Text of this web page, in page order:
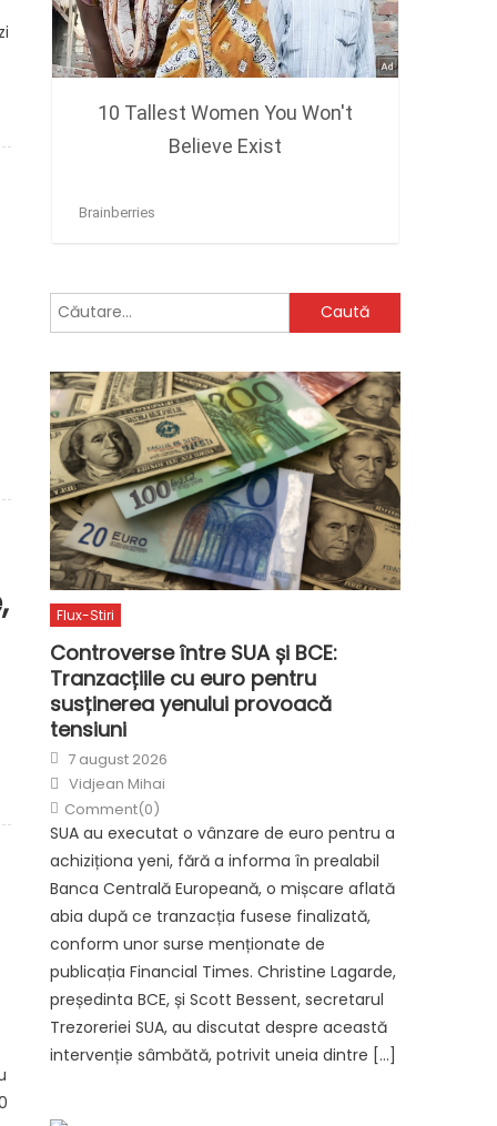
Caută
după:
Flux-Stiri
Controverse între SUA și BCE:
Tranzacțiile cu euro pentru
susținerea yenului provoacă
tensiuni
Posted
on
7 august 2026
Author
Vidjean Mihai
Comment(0)
SUA au executat o vânzare de euro pentru a
achiziționa yeni, fără a informa în prealabil
Banca Centrală Europeană, o mișcare aflată
abia după ce tranzacția fusese finalizată,
conform unor surse menționate de
publicația Financial Times. Christine Lagarde,
președinta BCE, și Scott Bessent, secretarul
Trezoreriei SUA, au discutat despre această
intervenție sâmbătă, potrivit uneia dintre […]